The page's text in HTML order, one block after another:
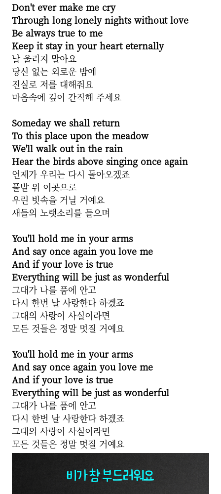
Don't ever make me cry
Through long lonely nights without love
Be always true to me
Keep it stay in your heart eternally
날 울리지 말아요
당신 없는 외로운 밤에
진실로 저를 대해줘요
마음속에 깊이 간직해 주세요
Someday we shall return
To this place upon the meadow
We'll walk out in the rain
Hear the birds above singing once again
언제가 우리는 다시 돌아오겠죠
풀밭 위 이곳으로
우린 빗속을 거닐 거예요
새들의 노랫소리를 들으며
You'll hold me in your arms
And say once again you love me
And if your love is true
Everything will be just as wonderful
그대가 나를 품에 안고
다시 한번 날 사랑한다 하겠죠
그대의 사랑이 사실이라면
모든 것들은 정말 멋질 거예요
You'll hold me in your arms
And say once again you love me
And if your love is true
Everything will be just as wonderful
그대가 나를 품에 안고
다시 한번 날 사랑한다 하겠죠
그대의 사랑이 사실이라면
모든 것들은 정말 멋질 거예요